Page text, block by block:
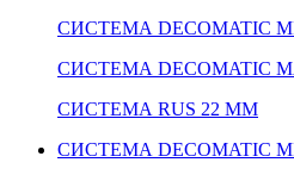
СИСТЕМА DECOMATIC
СИСТЕМА DECOMATIC
СИСТЕМА RUS 22 ММ
СИСТЕМА DECOMATIC